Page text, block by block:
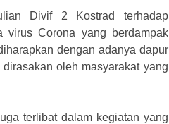
Divif 2 Kostrad terhadap
virus Corona yang berdampak
dengan adanya dapur
oleh masyarakat yang
terlibat dalam kegiatan yang